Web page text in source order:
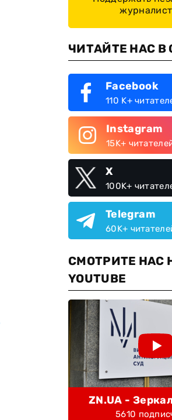
ЧИТАЙТЕ НАС В
Facebook
110 K+
Instagram
15K+
X
100K+
Telegram
60K+
СМОТРИТЕ НАС
YOUTUBE
ZN.UA -
5610